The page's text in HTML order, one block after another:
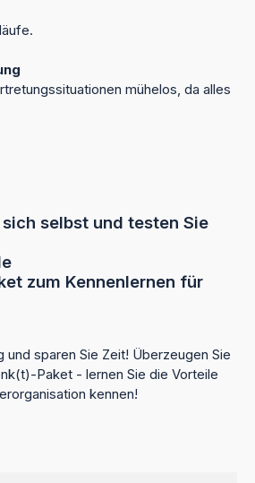
mühelos, da alles
selbst und testen Sie
zum Kennenlernen für
und sparen Sie Zeit! Überzeugen Sie
Paket - lernen Sie die Vorteile
kennen!